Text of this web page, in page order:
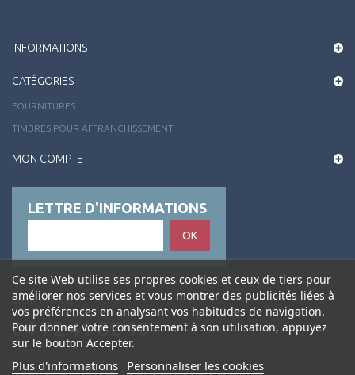
INFORMATIONS
CATÉGORIES
FOURNITURES
TIMBRES POUR AFFRANCHISSEMENT
MON COMPTE
LETTRE D'INFORMATIONS
OK
Alliance Philatélie , 50 rue de la Charité 69002
LYON France
04 72 41 82 10
Ce site Web utilise ses propres cookies et ceux de tiers pour
améliorer nos services et vous montrer des publicités liées à
vos préférences en analysant vos habitudes de navigation.
Pour donner votre consentement à son utilisation, appuyez
sur le bouton Accepter.
Plus d'informations Personnaliser les cookies